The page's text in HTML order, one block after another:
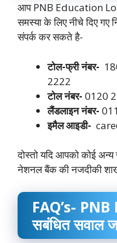
आप PNB Education
समस्या के लिए नीचे दिए
संपर्क कर सकते है-
टोल-फ्री नंबर-
2222
टोल नंबर- 0120
लैंडलाइन नंबर-
इमैल आइडी-
दोस्तो यदि आपको कोई अन्य
नेशनल बैंक की नजदीकी
FAQ’s-
सबंधित सवाल